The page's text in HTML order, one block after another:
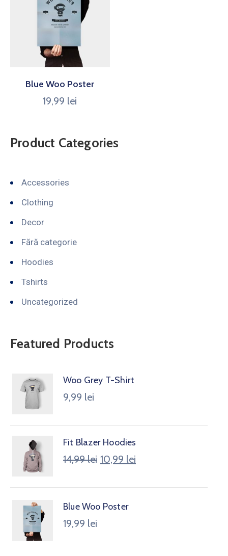
Blue Woo Poster
19,99 lei
Product Categories
Accessories
Clothing
Decor
Fără categorie
Hoodies
Tshirts
Uncategorized
Featured Products
Woo Grey T-Shirt
9,99 lei
Fit Blazer Hoodies
14,99lei 10,99 lei
Blue Woo Poster
19,99 lei